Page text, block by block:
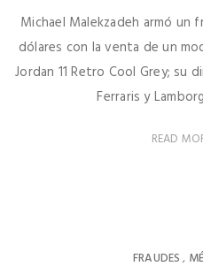
Michael Malekzadeh armó un
dólares con la venta de un
Jordan 11 Retro Cool Grey; su
Ferraris y
READ
FRAUDES ,